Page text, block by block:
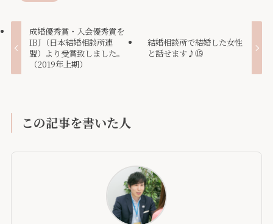
成婚優秀賞・入会優秀賞を
IBJ（日本結婚相談所連
盟）より受賞致しました。
（2019年上期）
結婚相談所で結婚した女性
と話せます♪⑮
この記事を書いた人